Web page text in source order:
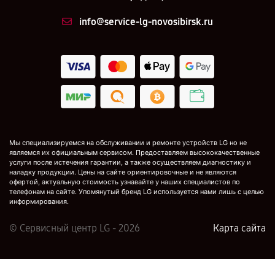
info@service-lg-novosibirsk.ru
Мы специализируемся на обслуживании и ремонте устройств LG но не
являемся их официальным сервисом. Предоставляем высококачественные
услуги после истечения гарантии, а также осуществляем диагностику и
наладку продукции. Цены на сайте ориентировочные и не являются
офертой, актуальную стоимость узнавайте у наших специалистов по
телефонам на сайте. Упомянутый бренд LG используется нами лишь с целью
информирования.
© Сервисный центр LG - 2026 Карта сайта